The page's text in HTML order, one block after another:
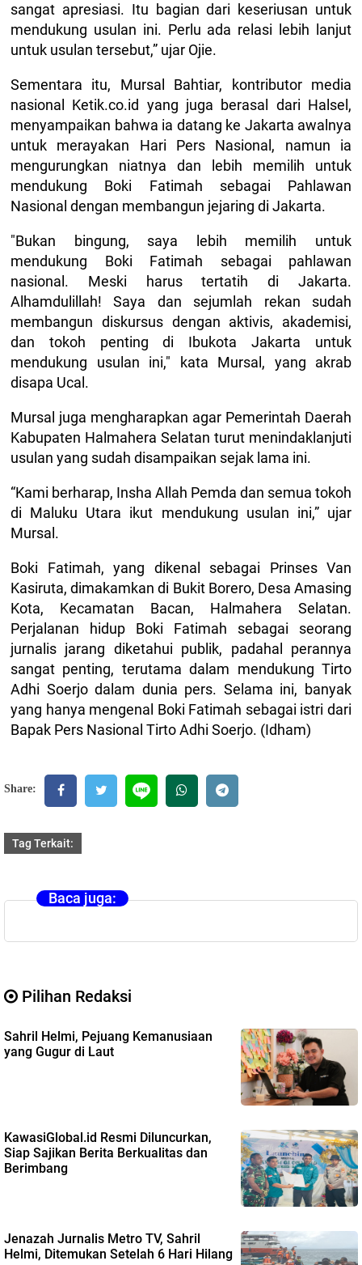
sangat apresiasi. Itu bagian dari keseriusan untuk
mendukung usulan ini. Perlu ada relasi lebih lanjut
untuk usulan tersebut,” ujar Ojie.
Sementara itu, Mursal Bahtiar, kontributor media
nasional Ketik.co.id yang juga berasal dari Halsel,
menyampaikan bahwa ia datang ke Jakarta awalnya
untuk merayakan Hari Pers Nasional, namun ia
mengurungkan niatnya dan lebih memilih untuk
mendukung Boki Fatimah sebagai Pahlawan
Nasional dengan membangun jejaring di Jakarta.
"Bukan bingung, saya lebih memilih untuk
mendukung Boki Fatimah sebagai pahlawan
nasional. Meski harus tertatih di Jakarta.
Alhamdulillah! Saya dan sejumlah rekan sudah
membangun diskursus dengan aktivis, akademisi,
dan tokoh penting di Ibukota Jakarta untuk
mendukung usulan ini," kata Mursal, yang akrab
disapa Ucal.
Mursal juga mengharapkan agar Pemerintah Daerah
Kabupaten Halmahera Selatan turut menindaklanjuti
usulan yang sudah disampaikan sejak lama ini.
“Kami berharap, Insha Allah Pemda dan semua tokoh
di Maluku Utara ikut mendukung usulan ini,” ujar
Mursal.
Boki Fatimah, yang dikenal sebagai Prinses Van
Kasiruta, dimakamkan di Bukit Borero, Desa Amasing
Kota, Kecamatan Bacan, Halmahera Selatan.
Perjalanan hidup Boki Fatimah sebagai seorang
jurnalis jarang diketahui publik, padahal perannya
sangat penting, terutama dalam mendukung Tirto
Adhi Soerjo dalam dunia pers. Selama ini, banyak
yang hanya mengenal Boki Fatimah sebagai istri dari
Bapak Pers Nasional Tirto Adhi Soerjo. (Idham)
Share:
Tag Terkait:
Baca juga:
Pilihan Redaksi
Sahril Helmi, Pejuang Kemanusiaan
yang Gugur di Laut
KawasiGlobal.id Resmi Diluncurkan,
Siap Sajikan Berita Berkualitas dan
Berimbang
Jenazah Jurnalis Metro TV, Sahril
Helmi, Ditemukan Setelah 6 Hari Hilang